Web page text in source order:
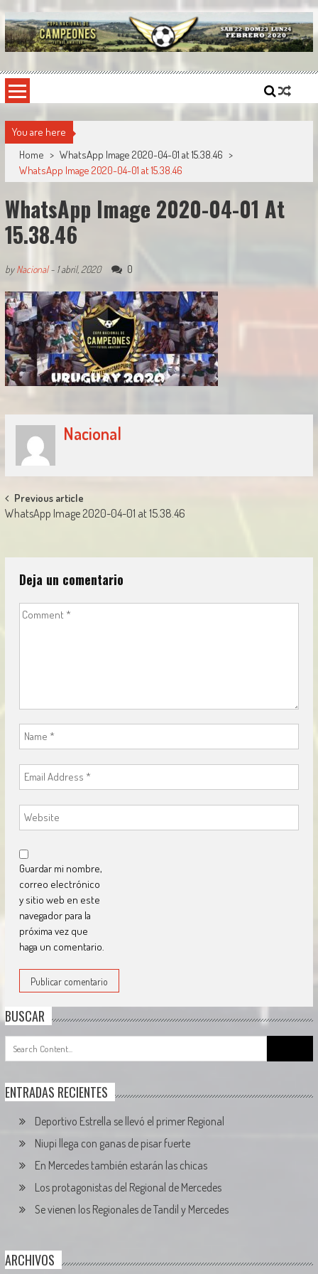
to
content
Copa Nacional de Campeones
El torneo semestral que reúne a los mejores equipos de fútbol sintético del país.
You are here
Home > WhatsApp Image 2020-04-01 at 15.38.46 >
WhatsApp Image 2020-04-01 at 15.38.46
WhatsApp Image 2020-04-01 At
15.38.46
byNacional- 1 abril, 2020 0
Nacional
Post
navigation
Previous article
WhatsApp Image 2020-04-01 at 15.38.46
Deja un comentario
Guardar mi nombre,
correo electrónico
y sitio web en este
navegador para la
próxima vez que
haga un comentario.
BUSCAR
for:
ENTRADAS RECIENTES
Deportivo Estrella se llevó el primer Regional
Niupi llega con ganas de pisar fuerte
En Mercedes también estarán las chicas
Los protagonistas del Regional de Mercedes
Se vienen los Regionales de Tandil y Mercedes
ARCHIVOS